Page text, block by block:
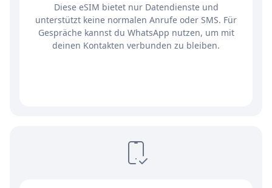
Diese eSIM bietet nur Datendienste und
unterstützt keine normalen Anrufe oder SMS. Für
Gespräche kannst du WhatsApp nutzen, um mit
deinen Kontakten verbunden zu bleiben.